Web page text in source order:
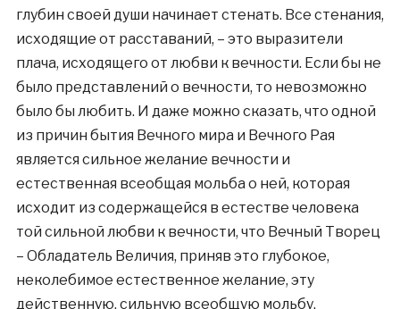
глубин своей души начинает стенать. Все стенания,
исходящие от расставаний, – это выразители
плача, исходящего от любви к вечности. Если бы не
было представлений о вечности, то невозможно
было бы любить. И даже можно сказать, что одной
из причин бытия Вечного мира и Вечного Рая
является сильное желание вечности и
естественная всеобщая мольба о ней, которая
исходит из содержащейся в естестве человека
той сильной любви к вечности, что Вечный Творец
– Обладатель Величия, приняв это глубокое,
неколебимое естественное желание, эту
действенную, сильную всеобщую мольбу,